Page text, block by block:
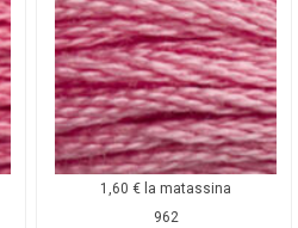
1,60€ la matassina
962